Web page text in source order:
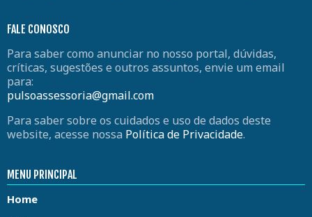
FALE CONOSCO
Para saber como anunciar no nosso portal, dúvidas,
críticas, sugestões e outros assuntos, envie um email
para:
pulsoassessoria@gmail.com
Para saber sobre os cuidados e uso de dados deste
website, acesse nossa Política de Privacidade.
MENU PRINCIPAL
Home